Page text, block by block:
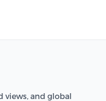
views, and global